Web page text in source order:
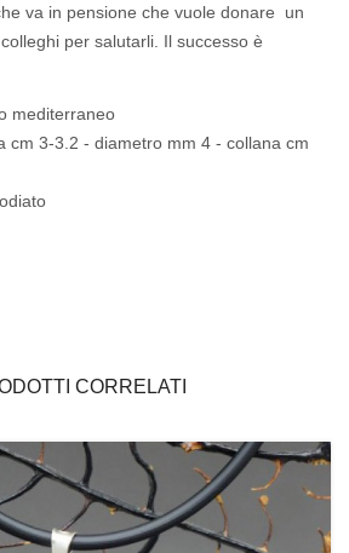
va in pensione che vuole donare un
per salutarli. Il successo è
mediterraneo
cm 3-3.2 - diametro mm 4 - collana cm
CORRELATI